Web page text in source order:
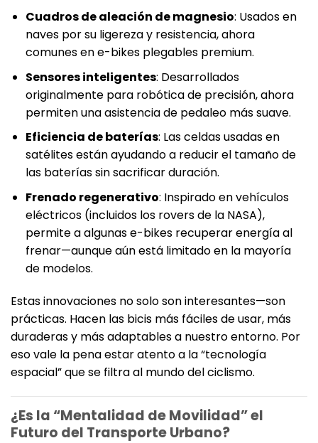
Cuadros de aleación de magnesio: Usados en
naves por su ligereza y resistencia, ahora
comunes en e-bikes plegables premium.
Sensores inteligentes: Desarrollados
originalmente para robótica de precisión, ahora
permiten una asistencia de pedaleo más suave.
Eficiencia de baterías: Las celdas usadas en
satélites están ayudando a reducir el tamaño de
las baterías sin sacrificar duración.
Frenado regenerativo: Inspirado en vehículos
eléctricos (incluidos los rovers de la NASA),
permite a algunas e-bikes recuperar energía al
frenar—aunque aún está limitado en la mayoría
de modelos.
Estas innovaciones no solo son interesantes—son
prácticas. Hacen las bicis más fáciles de usar, más
duraderas y más adaptables a nuestro entorno. Por
eso vale la pena estar atento a la “tecnología
espacial” que se filtra al mundo del ciclismo.
¿Es la “Mentalidad de Movilidad” el
Futuro del Transporte Urbano?